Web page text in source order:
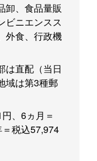
卸、食品量販
ビニエンスス
外食、行政機
は直配（当日
域は第3種郵
、6ヵ月＝
税込57,974